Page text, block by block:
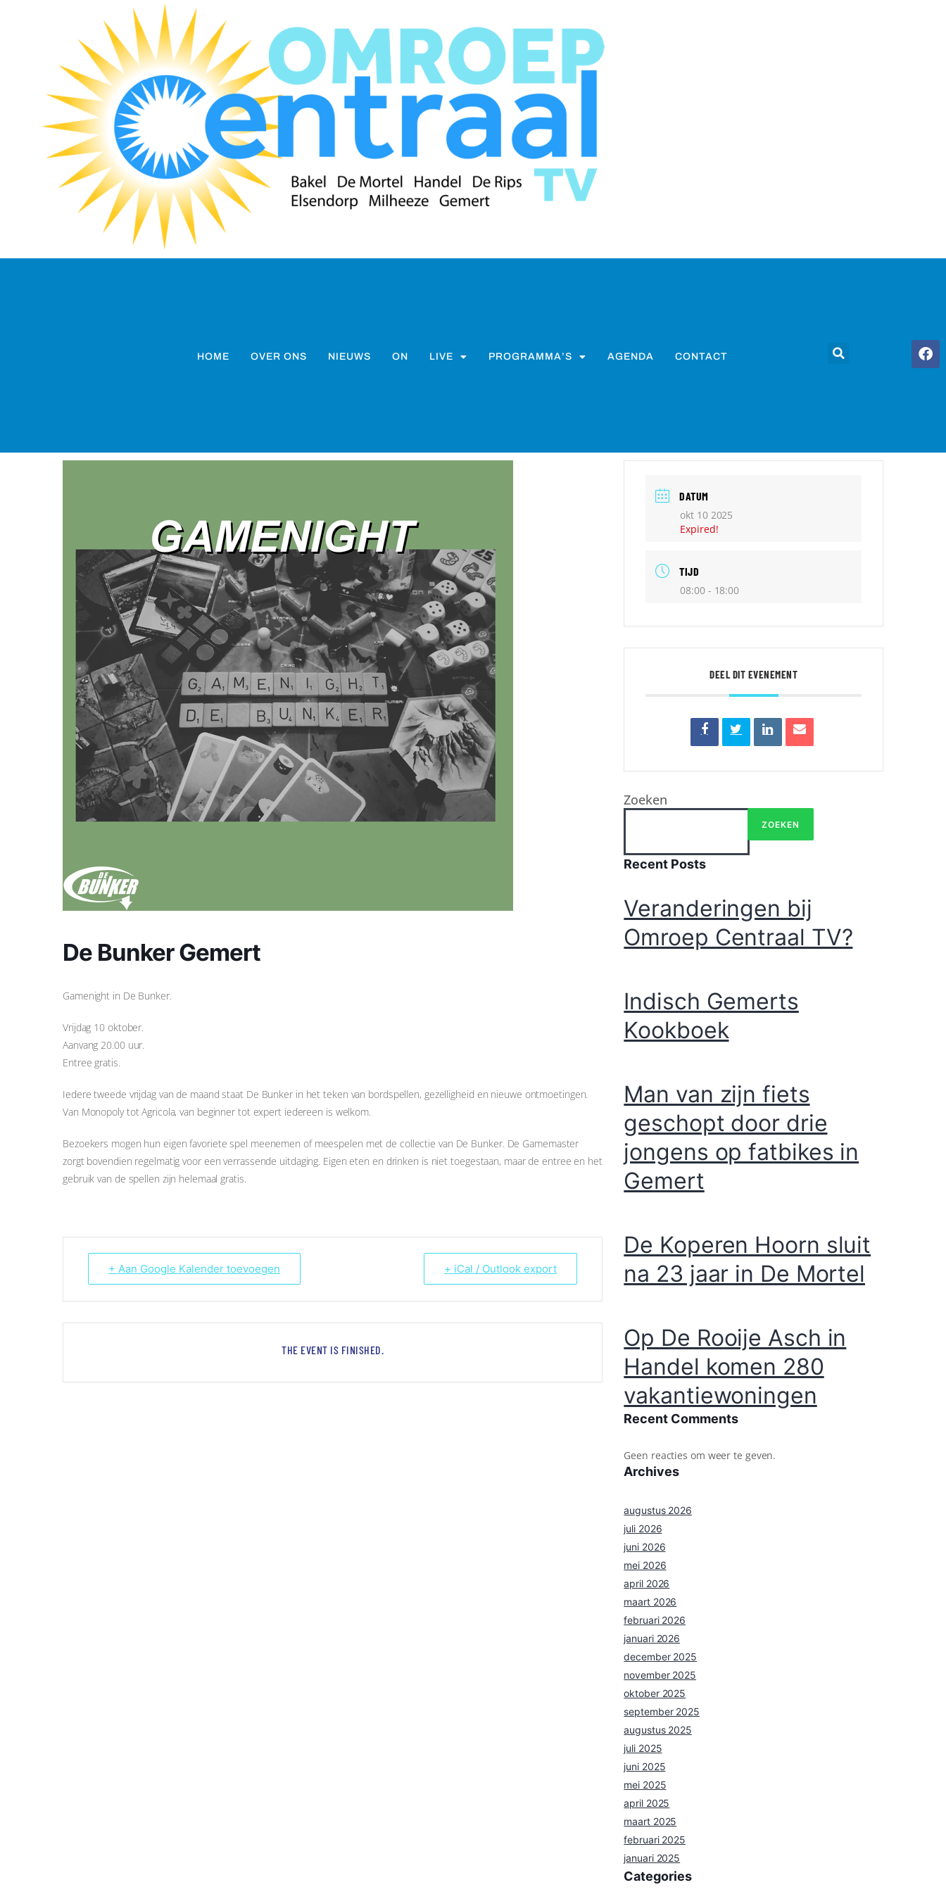
HOME OVER ONS NIEUWS ON LIVE PROGRAMMA’S AGENDA CONTACT
De Bunker Gemert
Gamenight in De Bunker.
Vrijdag 10 oktober.
Aanvang 20.00 uur.
Entree gratis.
Iedere tweede vrijdag van de maand staat De Bunker in het teken van bordspellen, gezelligheid en nieuwe ontmoetingen.
Van Monopoly tot Agricola, van beginner tot expert iedereen is welkom.
Bezoekers mogen hun eigen favoriete spel meenemen of meespelen met de collectie van De Bunker. De Gamemaster
zorgt bovendien regelmatig voor een verrassende uitdaging. Eigen eten en drinken is niet toegestaan, maar de entree en het
gebruik van de spellen zijn helemaal gratis.
+ Aan Google Kalender toevoegen + iCal / Outlook export
THE EVENT IS FINISHED.
DATUM
okt 10 2025
Expired!
TIJD
08:00 - 18:00
DEEL DIT EVENEMENT
Zoeken
ZOEKEN
Recent Posts
Veranderingen bij
Omroep Centraal TV?
Indisch Gemerts
Kookboek
Man van zijn fiets
geschopt door drie
jongens op fatbikes in
Gemert
De Koperen Hoorn sluit
na 23 jaar in De Mortel
Op De Rooije Asch in
Handel komen 280
vakantiewoningen
Recent Comments
Geen reacties om weer te geven.
Archives
augustus 2026
juli 2026
juni 2026
mei 2026
april 2026
maart 2026
februari 2026
januari 2026
december 2025
november 2025
oktober 2025
september 2025
augustus 2025
juli 2025
juni 2025
mei 2025
april 2025
maart 2025
februari 2025
januari 2025
Categories